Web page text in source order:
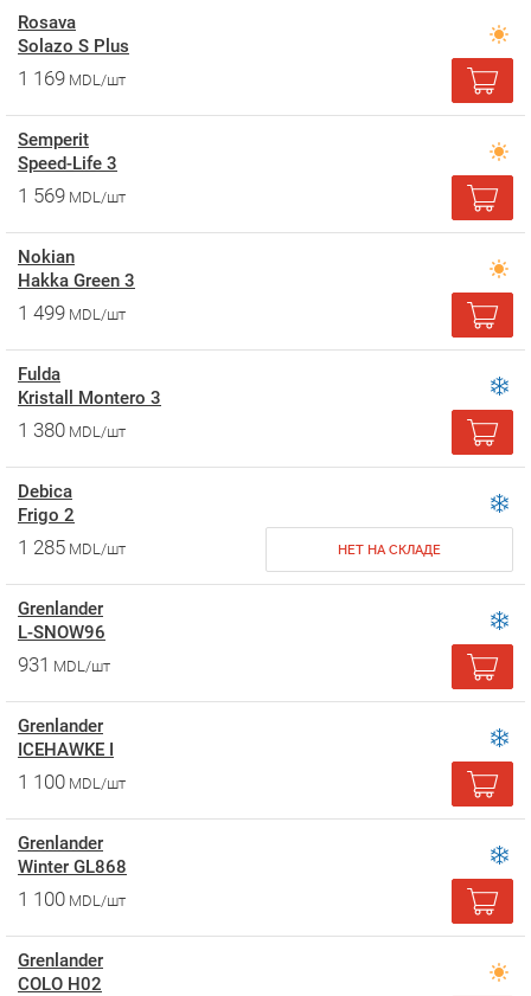
Rosava
Solazo S Plus
1 169 MDL/шт
Semperit
Speed-Life 3
1 569 MDL/шт
Nokian
Hakka Green 3
1 499 MDL/шт
Fulda
Kristall Montero 3
1 380 MDL/шт
Debica
Frigo 2
1 285 MDL/шт НЕТ НА СКЛАДЕ
Grenlander
L-SNOW96
931 MDL/шт
Grenlander
ICEHAWKE I
1 100 MDL/шт
Grenlander
Winter GL868
1 100 MDL/шт
Grenlander
COLO H02